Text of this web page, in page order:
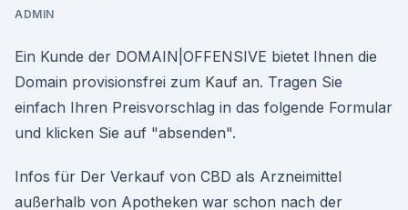
ADMIN
Ein Kunde der DOMAIN|OFFENSIVE bietet Ihnen die
Domain provisionsfrei zum Kauf an. Tragen Sie
einfach Ihren Preisvorschlag in das folgende Formular
und klicken Sie auf "absenden".
Infos für Der Verkauf von CBD als Arzneimittel
außerhalb von Apotheken war schon nach der